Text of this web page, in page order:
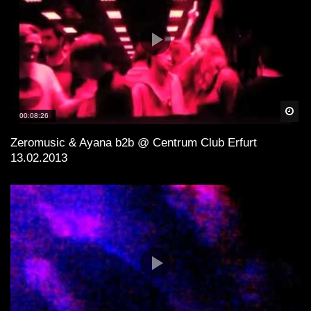
00:08:26
Zeromusic & Ayana b2b @ Centrum Club Erfurt
13.02.2013